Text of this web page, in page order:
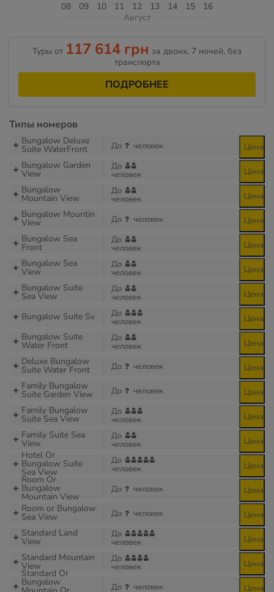
08 09 10 11 12 13 14 15 16
Август
Туры от 117 614 грн за двоих, 7 ночей, без
транспорта
ПОДРОБНЕЕ
Типы номеров
Bungalow Deluxe
Suite WaterFront До человек Цена
Bungalow Garden
View
До
человек Цена
Bungalow
Mountain View
До
человек Цена
Bungalow Mountin
View До человек Цена
Bungalow Sea
Front
До
человек Цена
Bungalow Sea
View
До
человек Цена
Bungalow Suite
Sea View
До
человек Цена
Bungalow Suite Sv До
человек Цена
Bungalow Suite
Water Front
До
человек Цена
Deluxe Bungalow
Suite Water Front До человек Цена
Family Bungalow
Suite Garden View До человек Цена
Family Bungalow
Suite Sea View
До
человек Цена
Family Suite Sea
View
До
человек Цена
Hotel Or
Bungalow Suite
Sea View
До
человек Цена
Room Or
Bungalow
Mountain View
До человек Цена
Room or Bungalow
Sea View До человек Цена
Standard Land
View
До
человек Цена
Standard Mountain
View
До
человек Цена
Standard Or
Bungalow До человек Цена